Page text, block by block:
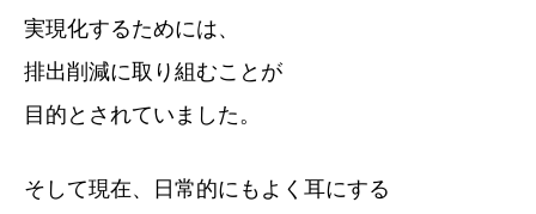
実現化するためには、
排出削減に取り組むことが
目的とされていました。
そして現在、日常的にもよく耳にする